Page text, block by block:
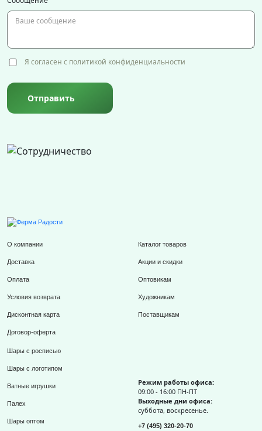
Я согласен с политикой конфиденциальности
Отправить
О компании
Доставка
Оплата
Условия возврата
Дисконтная карта
Договор-оферта
Каталог товаров
Акции и скидки
Оптовикам
Художникам
Поставщикам
Шары с росписью
Шары с логотипом
Ватные игрушки
Палех
Шары оптом
Режим работы офиса:
09:00 - 16:00 ПН-ПТ
Выходные дни офиса:
суббота, воскресенье.
+7 (495) 320-20-70